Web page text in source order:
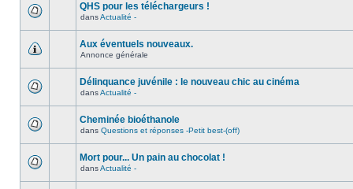
QHS pour les téléchargeurs !
dansActualité -
Aux éventuels nouveaux.
Annonce générale
Délinquance juvénile : le nouveau chic au cinéma
dansActualité -
Cheminée bioéthanole
dans Questions et réponses -Petit best-(off)
Mort pour... Un pain au chocolat !
dansActualité -